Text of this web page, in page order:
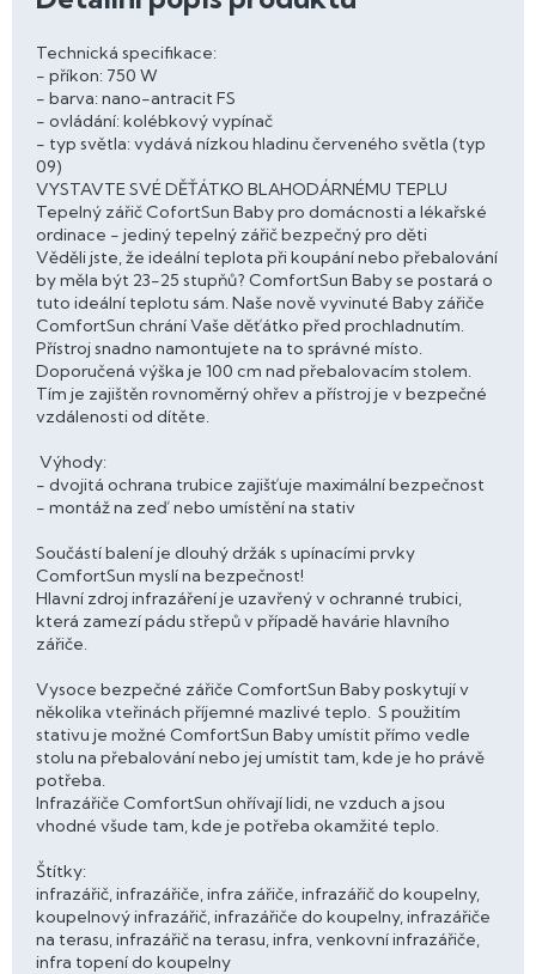
Technická specifikace:
- příkon: 750 W
- barva: nano-antracit FS
- ovládání: kolébkový vypínač
- typ světla: vydává nízkou hladinu červeného světla (typ
09)
VYSTAVTE SVÉ DĚŤÁTKO BLAHODÁRNÉMU TEPLU
Tepelný zářič CofortSun Baby pro domácnosti a lékařské
ordinace - jediný tepelný zářič bezpečný pro děti
Věděli jste, že ideální teplota při koupání nebo přebalování
by měla být 23-25 stupňů? ComfortSun Baby se postará o
tuto ideální teplotu sám. Naše nově vyvinuté Baby zářiče
ComfortSun chrání Vaše děťátko před prochladnutím.
Přístroj snadno namontujete na to správné místo.
Doporučená výška je 100 cm nad přebalovacím stolem.
Tím je zajištěn rovnoměrný ohřev a přístroj je v bezpečné
vzdálenosti od dítěte.
Výhody:
- dvojitá ochrana trubice zajišťuje maximální bezpečnost
- montáž na zeď nebo umístění na stativ
Součástí balení je dlouhý držák s upínacími prvky
ComfortSun myslí na bezpečnost!
Hlavní zdroj infrazáření je uzavřený v ochranné trubici,
která zamezí pádu střepů v případě havárie hlavního
zářiče.
Vysoce bezpečné zářiče ComfortSun Baby poskytují v
několika vteřinách příjemné mazlivé teplo. S použitím
stativu je možné ComfortSun Baby umístit přímo vedle
stolu na přebalování nebo jej umístit tam, kde je ho právě
potřeba.
Infrazářiče ComfortSun ohřívají lidi, ne vzduch a jsou
vhodné všude tam, kde je potřeba okamžité teplo.
Štítky:
infrazářič, infrazářiče, infra zářiče, infrazářič do koupelny,
koupelnový infrazářič, infrazářiče do koupelny, infrazářiče
na terasu, infrazářič na terasu, infra, venkovní infrazářiče,
infra topení do koupelny